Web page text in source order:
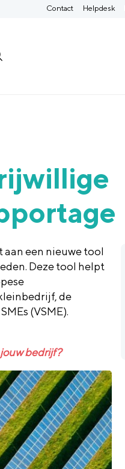
Contact Helpdesk
een nieuwe tool
Deze tool helpt
de
(VSME).
bedrijf?